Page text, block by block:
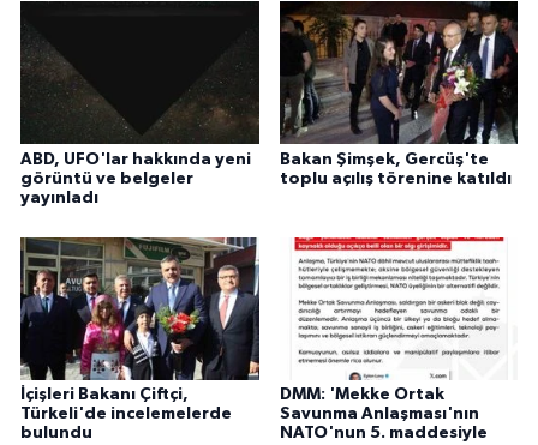
ABD, UFO'lar hakkında yeni
görüntü ve belgeler
yayınladı
Bakan Şimşek, Gercüş'te
toplu açılış törenine katıldı
İçişleri Bakanı Çiftçi,
Türkeli'de incelemelerde
bulundu
DMM: 'Mekke Ortak
Savunma Anlaşması'nın
NATO'nun 5. maddesiyle